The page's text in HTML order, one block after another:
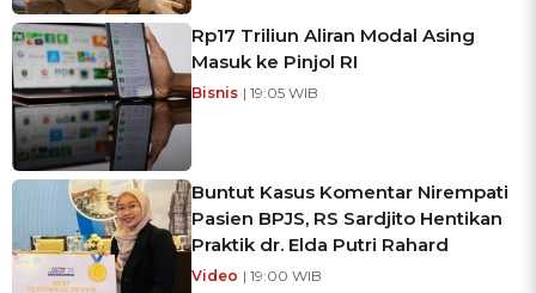
Rp17 Triliun Aliran Modal Asing
Masuk ke Pinjol RI
Bisnis | 19:05 WIB
Buntut Kasus Komentar Nirempati
Pasien BPJS, RS Sardjito Hentikan
Praktik dr. Elda Putri Rahard
Video | 19:00 WIB